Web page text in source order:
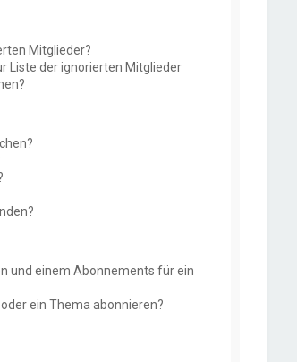
Mitglieder?
Liste der ignorierten Mitglieder
und einem Abonnements für ein
ein Thema abonnieren?